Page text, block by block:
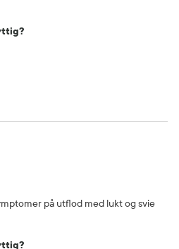
på utflod med lukt og svie